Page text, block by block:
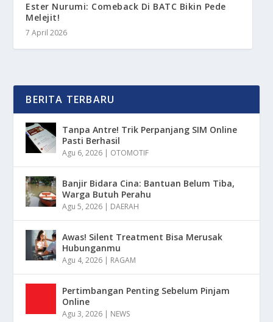
Ester Nurumi: Comeback Di BATC Bikin Pede
Melejit!
7 April 2026
BERITA TERBARU
Tanpa Antre! Trik Perpanjang SIM Online
Pasti Berhasil
Agu 6, 2026 | OTOMOTIF
Banjir Bidara Cina: Bantuan Belum Tiba,
Warga Butuh Perahu
Agu 5, 2026 | DAERAH
Awas! Silent Treatment Bisa Merusak
Hubunganmu
Agu 4, 2026 | RAGAM
Pertimbangan Penting Sebelum Pinjam
Online
Agu 3, 2026 | NEWS